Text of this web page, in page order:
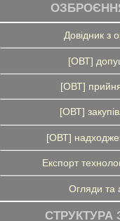
Довідник з
[ОВТ]
[ОВТ]
[ОВТ]
[ОВТ]
Експорт
Огляди та
СТРУКТУРА